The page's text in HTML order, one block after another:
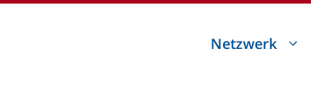
Netzwerk